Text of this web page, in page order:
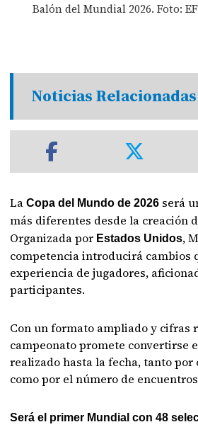
Balón del Mundial 2026. Foto:
Noticias Relacionadas
LaCopa del Mundo de 2026 será
más diferentes desde la creación
Organizada por Estados Unidos,
competencia introducirá cambios
experiencia de jugadores,
participantes.
Con un formato ampliado y cifras
campeonato promete convertirse
realizado hasta la fecha, tanto por
como por el número de
Será el primer Mundial con 48